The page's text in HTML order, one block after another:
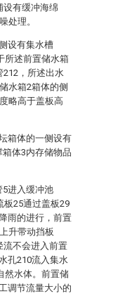
设有缓冲海绵
处理。
设有集水槽
所述前置储水箱
212，所述出水
水箱2箱体的侧
略高于盖板高
箱体的一侧设有
体3内存储物品
5进入缓冲池
板25通过盖板29
雨的进行，前置
升带动挡板
流不会进入前置
孔210流入集水
然水体。前置储
调节流量大小的